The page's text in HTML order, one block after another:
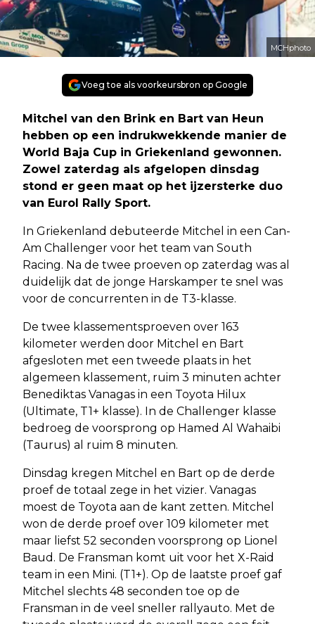
MCHphoto
Voeg toe als voorkeursbron op Google
Mitchel van den Brink en Bart van Heun
hebben op een indrukwekkende manier de
World Baja Cup in Griekenland gewonnen.
Zowel zaterdag als afgelopen dinsdag
stond er geen maat op het ijzersterke duo
van Eurol Rally Sport.
In Griekenland debuteerde Mitchel in een Can-
Am Challenger voor het team van South
Racing. Na de twee proeven op zaterdag was al
duidelijk dat de jonge Harskamper te snel was
voor de concurrenten in de T3-klasse.
De twee klassementsproeven over 163
kilometer werden door Mitchel en Bart
afgesloten met een tweede plaats in het
algemeen klassement, ruim 3 minuten achter
Benediktas Vanagas in een Toyota Hilux
(Ultimate, T1+ klasse). In de Challenger klasse
bedroeg de voorsprong op Hamed Al Wahaibi
(Taurus) al ruim 8 minuten.
Dinsdag kregen Mitchel en Bart op de derde
proef de totaal zege in het vizier. Vanagas
moest de Toyota aan de kant zetten. Mitchel
won de derde proef over 109 kilometer met
maar liefst 52 seconden voorsprong op Lionel
Baud. De Fransman komt uit voor het X-Raid
team in een Mini. (T1+). Op de laatste proef gaf
Mitchel slechts 48 seconden toe op de
Fransman in de veel sneller rallyauto. Met de